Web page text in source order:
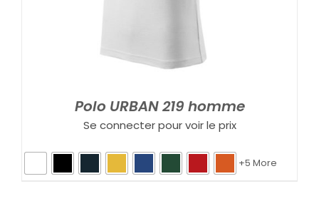
Polo URBAN 219 homme
Se connecter pour voir le prix
+5 More